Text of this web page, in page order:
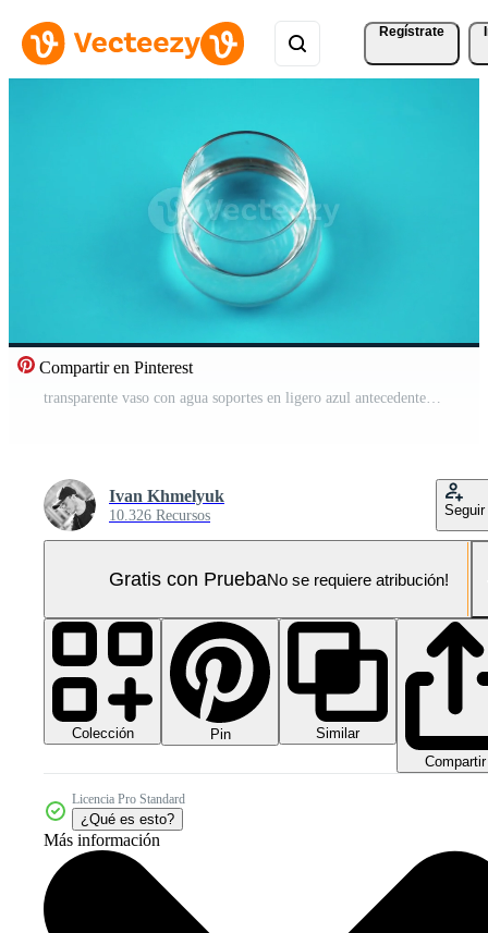
Regístrate
Compartir en Pinterest
transparente vaso con agua soportes en ligero azul antecedentes Vídeo Pro
Ivan Khmelyuk
10.326 Recursos Seguir
Gratis con PruebaNo se requiere atribución!
Colección Pin
Similar
Compartir
Licencia Pro Standard
¿Qué es esto?
Más información